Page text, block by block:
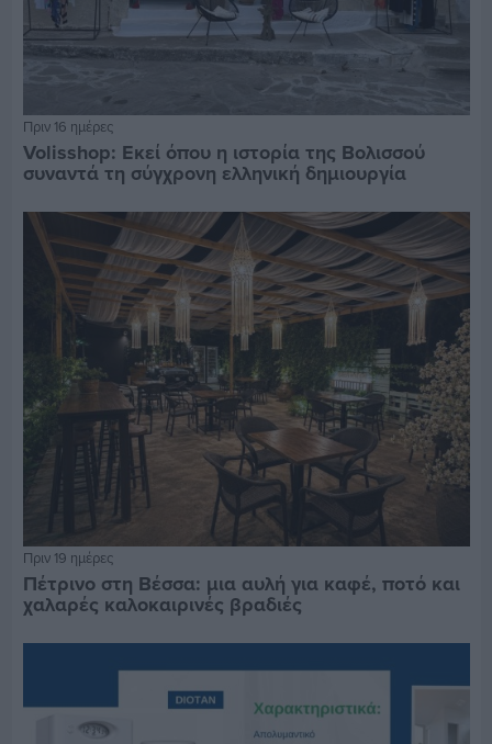
Πριν 16 ημέρες
Volisshop: Εκεί όπου η ιστορία της Βολισσού
συναντά τη σύγχρονη ελληνική δημιουργία
Πριν 19 ημέρες
Πέτρινο στη Βέσσα: μια αυλή για καφέ, ποτό και
χαλαρές καλοκαιρινές βραδιές